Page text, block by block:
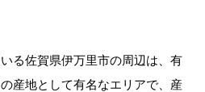
る佐賀県伊万里市の周辺は、有
産地として有名なエリアで、産